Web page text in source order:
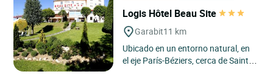
Logis Hôtel Beau Site
Garabit11 km
Ubicado en un entorno natural, en
el eje París-Béziers, cerca de Saint-